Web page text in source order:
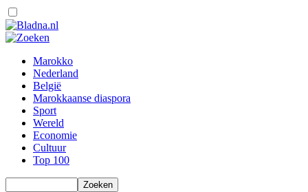
Marokko
Nederland
België
Marokkaanse diaspora
Sport
Wereld
Economie
Cultuur
Top 100